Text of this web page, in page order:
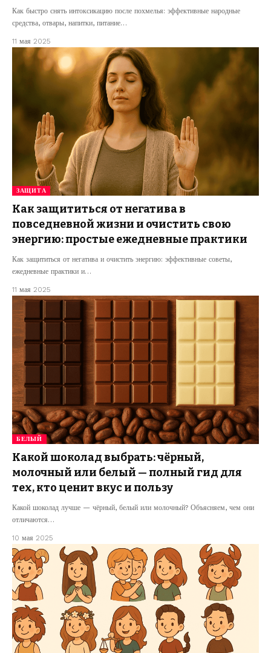
Как быстро снять интоксикацию после похмелья: эффективные народные
средства, отвары, напитки, питание…
11 мая 2025
ЗАЩИТА
Как защититься от негатива в
повседневной жизни и очистить свою
энергию: простые ежедневные практики
Как защититься от негатива и очистить энергию: эффективные советы,
ежедневные практики и…
11 мая 2025
БЕЛЫЙ
Какой шоколад выбрать: чёрный,
молочный или белый — полный гид для
тех, кто ценит вкус и пользу
Какой шоколад лучше — чёрный, белый или молочный? Объясняем, чем они
отличаются…
10 мая 2025